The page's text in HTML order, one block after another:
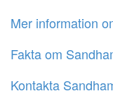
Mer information
Fakta om
Kontakta